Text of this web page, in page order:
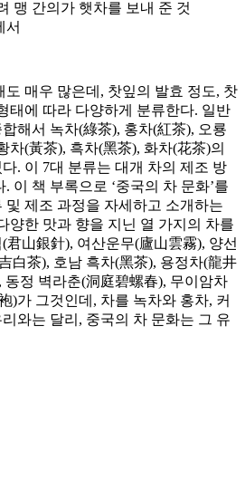
맹 간의가 햇차를 보내 준 것
서
매우 많은데, 찻잎의 발효 정도, 찻
태에 따라 다양하게 분류한다. 일반
해서 녹차(綠茶), 홍차(紅茶), 오룡
차(黃茶), 흑차(黑茶), 화차(花茶)의
. 이 7대 분류는 대개 차의 제조 방
이 책 부록으로 ‘중국의 차 문화’를
및 제조 과정을 자세하고 소개하는
양한 맛과 향을 지닌 열 가지의 차를
君山銀針), 여산운무(廬山雲霧), 양선
白茶), 호남 흑차(黑茶), 용정차(龍井
정 벽라춘(洞庭碧螺春), 무이암차
)가 그것인데, 차를 녹차와 홍차, 커
와는 달리, 중국의 차 문화는 그 유